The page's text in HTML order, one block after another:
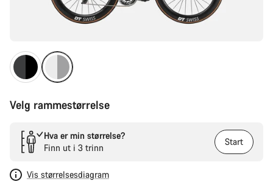
Velg rammestørrelse
Hva er min størrelse?
Finn ut i 3 trinn
Start
Vis størrelsesdiagram